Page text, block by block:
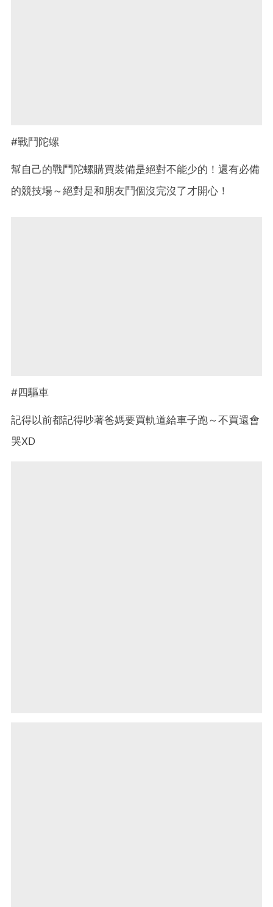
#戰鬥陀螺
幫自己的戰鬥陀螺購買裝備是絕對不能少的！還有必備
的競技場～絕對是和朋友鬥個沒完沒了才開心！
#四驅車
記得以前都記得吵著爸媽要買軌道給車子跑～不買還會
哭XD